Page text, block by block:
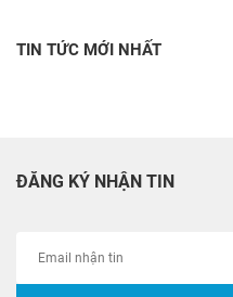
TIN TỨC MỚI NHẤT
ĐĂNG KÝ NHẬN TIN